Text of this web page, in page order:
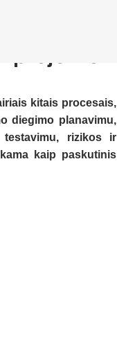
kitais procesais,
diegimo planavimu,
testavimu, rizikos ir
kaip paskutinis